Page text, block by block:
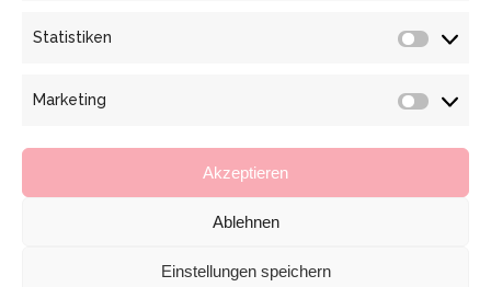
Statistiken
Marketing
Akzeptieren
Ablehnen
Einstellungen speichern
Über die Deutsche Zentrale für Tourismus
mich eine schöne Anfrage, bei einer
Carassale mitzuwirken. Ziel dieser Reise
sollte ein Kapitel über Dresden sein,
Italia von November 2017 für print und